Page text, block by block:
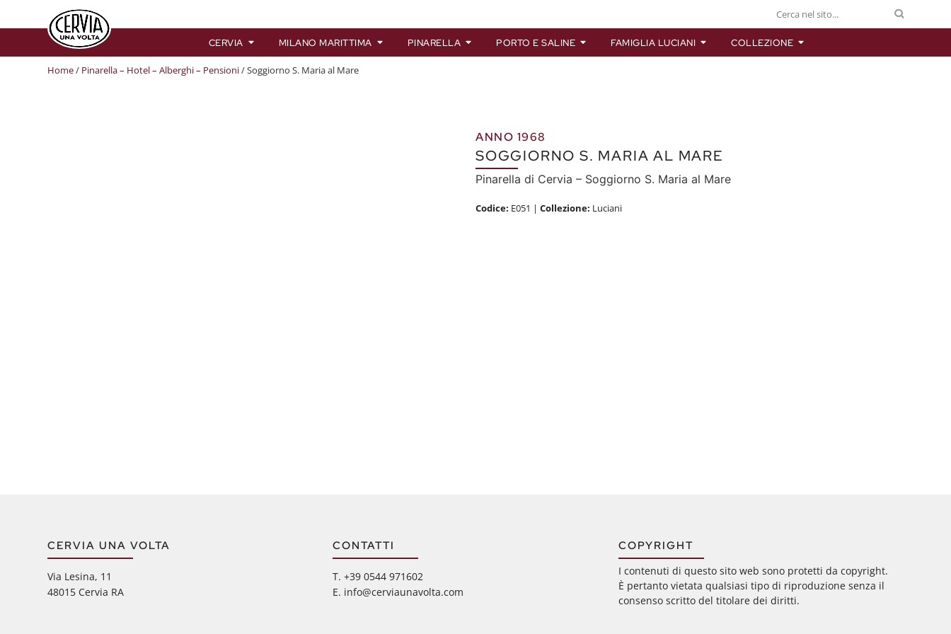
CERVIA MILANO MARITTIMA PINARELLA PORTO E SALINE FAMIGLIA LUCIANI COLLEZIONE
Home/ Pinarella – Hotel – Alberghi – Pensioni/ Soggiorno S. Maria al Mare
ANNO 1968
SOGGIORNO S. MARIA AL MARE
Pinarella di Cervia – Soggiorno S. Maria al Mare
Codice: E051 | Collezione: Luciani
CERVIA UNA VOLTA
Via Lesina, 11
48015 Cervia RA
CONTATTI
‭T. +39 0544 971602
E. info@cerviaunavolta.com
COPYRIGHT
I contenuti di questo sito web sono protetti da copyright.
È pertanto vietata qualsiasi tipo di riproduzione senza il
consenso scritto del titolare dei diritti.